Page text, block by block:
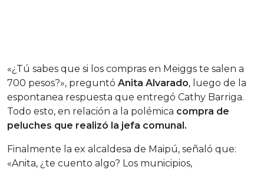
«¿Tú sabes que si los compras en Meiggs te salen a
700 pesos?», preguntó Anita Alvarado, luego de la
espontanea respuesta que entregó Cathy Barriga.
Todo esto, en relación a la polémica compra de
peluches que realizó la jefa comunal.
Finalmente la ex alcaldesa de Maipú, señaló que:
«Anita, ¿te cuento algo? Los municipios,